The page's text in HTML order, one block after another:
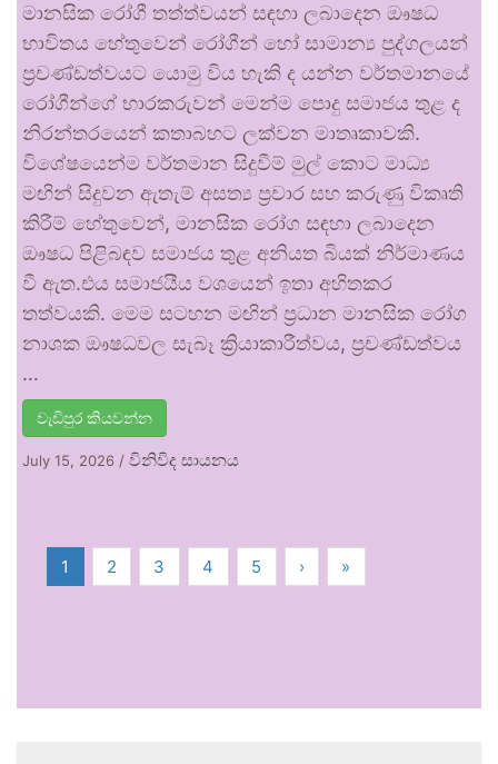
මානසික රෝගී තත්ත්වයන් සඳහා ලබාදෙන ඖෂධ
භාවිතය හේතුවෙන් රෝගීන් හෝ සාමාන්‍ය පුද්ගලයන්
ප්‍රචණ්ඩත්වයට යොමු විය හැකි ද යන්න වර්තමානයේ
රෝගීන්ගේ භාරකරුවන් මෙන්ම පොදු සමාජය තුළ ද
නිරන්තරයෙන් කතාබහට ලක්වන මාතෘකාවකි.
විශේෂයෙන්ම වර්තමාන සිදුවීම් මුල් කොට මාධ්‍ය
මඟින් සිදුවන ඇතැම් අසත්‍ය ප්‍රචාර සහ කරුණු විකෘති
කිරීම් හේතුවෙන්, මානසික රෝග සඳහා ලබාදෙන
ඖෂධ පිළිබඳව සමාජය තුළ අනියත බියක් නිර්මාණය
වී ඇත.එය සමාජයීය වශයෙන් ඉතා අහිතකර
තත්වයකි. මෙම සටහන මඟින් ප්‍රධාන මානසික රෝග
නාශක ඖෂධවල සැබෑ ක්‍රියාකාරීත්වය, ප්‍රචණ්ඩත්වය
…
වැඩිපුර කියවන්න
July 15, 2026 / විනිවිද සායනය
1 2 3 4 5 › »